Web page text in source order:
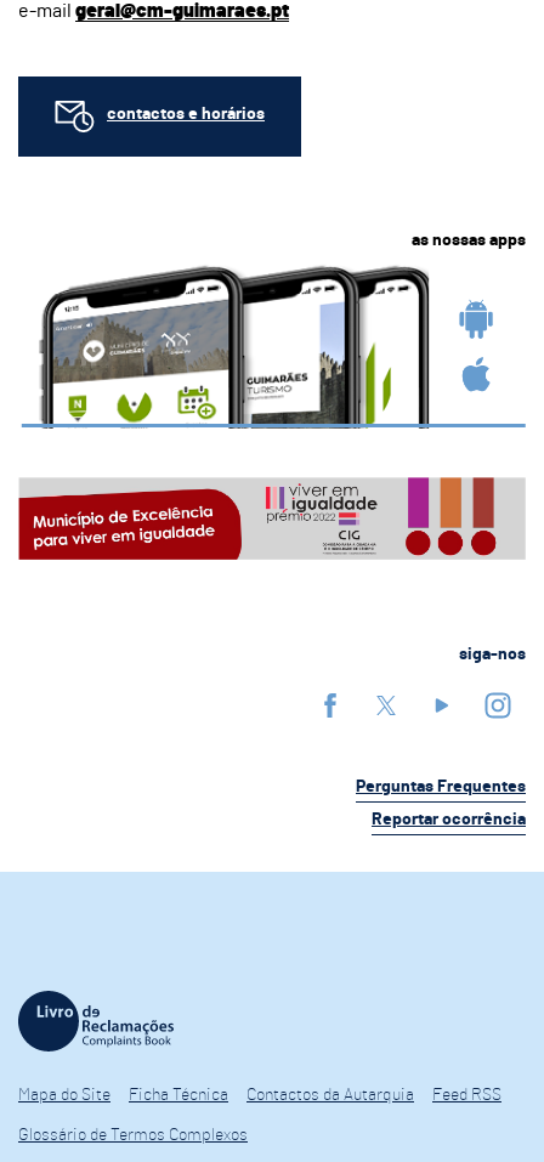
e-mail geral@cm-guimaraes.pt
contactos e horários
as nossas apps
siga-nos
Perguntas Frequentes
Reportar ocorrência
Mapa do Site Ficha Técnica Contactos da Autarquia Feed RSS
Glossário de Termos Complexos